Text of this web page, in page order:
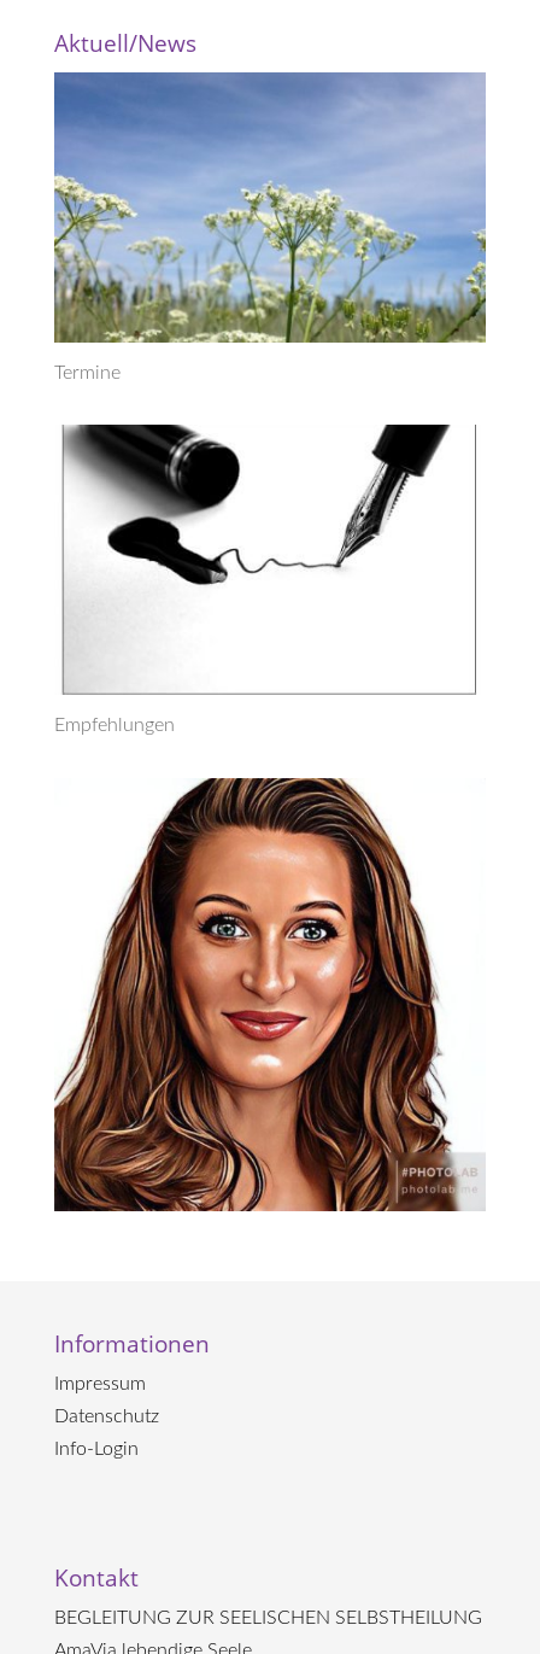
Aktuell/News
Termine
Empfehlungen
Informationen
Impressum
Datenschutz
Info-Login
Kontakt
BEGLEITUNG ZUR SEELISCHEN SELBSTHEILUNG
AmaVia lebendige Seele